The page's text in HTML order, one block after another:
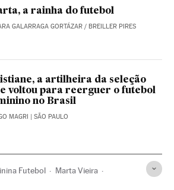
a rainha do futebol
GALARRAGA GORTÁZAR / BREILLER PIRES
a artilheira da seleção
voltou para reerguer o futebol
no Brasil
MAGRI | SÃO PAULO
Futebol Marta Vieira